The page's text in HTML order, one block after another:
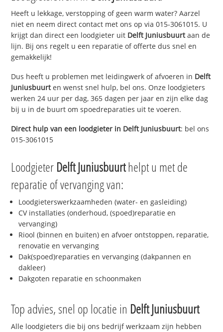
Heeft u lekkage, verstopping of geen warm water? Aarzel
niet en neem direct contact met ons op via 015-3061015. U
krijgt dan direct een loodgieter uit Delft Juniusbuurtaan de
lijn. Bij ons regelt u een reparatie of offerte dus snel en
gemakkelijk!
Dus heeft u problemen met leidingwerk of afvoeren in Delft
Juniusbuurten wenst snel hulp, bel ons. Onze loodgieters
werken 24 uur per dag, 365 dagen per jaar en zijn elke dag
bij u in de buurt om spoedreparaties uit te voeren.
Direct hulp van een loodgieter in Delft Juniusbuurt: bel ons
015-3061015
Loodgieter Delft Juniusbuurthelpt u met de
reparatie of vervanging van:
Loodgieterswerkzaamheden (water- en gasleiding)
CV installaties (onderhoud, (spoed)reparatie en
vervanging)
Riool (binnen en buiten) en afvoer ontstoppen, reparatie,
renovatie en vervanging
Dak(spoed)reparaties en vervanging (dakpannen en
dakleer)
Dakgoten reparatie en schoonmaken
Top advies, snel op locatie in Delft Juniusbuurt
Alle loodgieters die bij ons bedrijf werkzaam zijn hebben